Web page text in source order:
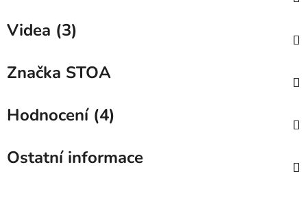
Videa (3)
Značka STOA
Hodnocení (4)
Ostatní informace